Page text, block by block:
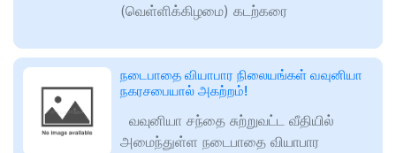
(வெள்ளிக்கிழமை) கடற்கரை
நடைபாதை வியாபார நிலையங்கள் வவுனியா
நகரசபையால் அகற்றம்!
வவுனியா சந்தை சுற்றுவட்ட வீதியில்
அமைந்துள்ள நடைபாதை வியாபார